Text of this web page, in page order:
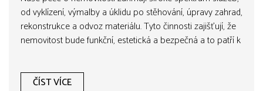
od vyklízení, výmalby a úklidu po stěhování, úpravy zahrad,
rekonstrukce a odvoz materiálu. Tyto činnosti zajišťují, že
nemovitost bude funkční, estetická a bezpečná a to patří k
výrazně usnadnit a urychlit celý proces.
ČÍST VÍCE